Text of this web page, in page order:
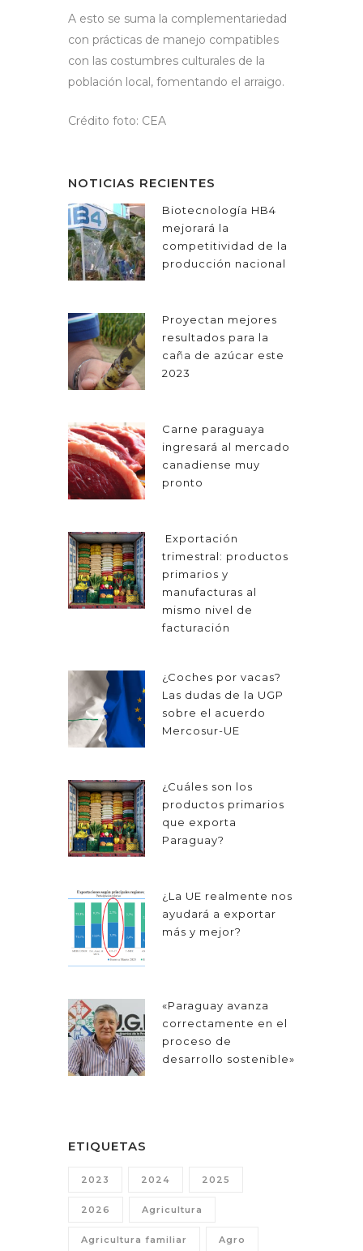
A esto se suma la complementariedad
con prácticas de manejo compatibles
con las costumbres culturales de la
población local, fomentando el arraigo.
Crédito foto: CEA
NOTICIAS RECIENTES
Biotecnología HB4
mejorará la
competitividad de la
producción nacional
Proyectan mejores
resultados para la
caña de azúcar este
2023
Carne paraguaya
ingresará al mercado
canadiense muy
pronto
Exportación
trimestral: productos
primarios y
manufacturas al
mismo nivel de
facturación
¿Coches por vacas?
Las dudas de la UGP
sobre el acuerdo
Mercosur-UE
¿Cuáles son los
productos primarios
que exporta
Paraguay?
¿La UE realmente nos
ayudará a exportar
más y mejor?
«Paraguay avanza
correctamente en el
proceso de
desarrollo sostenible»
ETIQUETAS
2023 2024 2025
2026 Agricultura
Agricultura familiar Agro